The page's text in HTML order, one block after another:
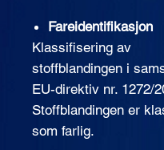
Fareidentifikasjon
Klassifisering av
stoffblandingen i
EU-direktiv nr. 1272/
Stoffblandingen er
som farlig.